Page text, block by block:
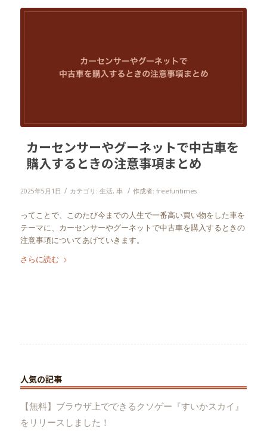
カーセンサーやグーネットで中古車を
購入するときの注意事項まとめ
2025年5月1日 / カテゴリ: 生活, 車 / 作成者: freefuntimes
ってことで、このたび今までの人生で一番高い買い物をした車を
テーマに、カーセンサーやグーネットで中古車を購入するときの
注意事項についてあげていきます。
さらに読む
人気の記事
【無料】ブラウザ上でできるクソゲー『すいかスカイ』
をリリースしました！